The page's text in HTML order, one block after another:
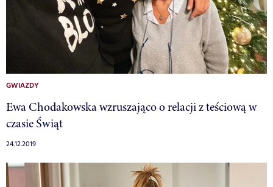
GWIAZDY
Ewa Chodakowska wzruszająco o relacji z teściową w
czasie Świąt
24.12.2019